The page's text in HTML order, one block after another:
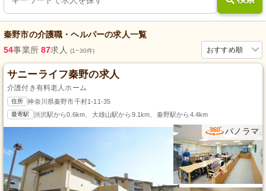
秦野市の介護職・ヘルパーの求人一覧
おすすめ順
54事業所 87求人 (1~30件)
サニーライフ秦野の求人
介護付き有料老人ホーム
住所 神奈川県秦野市千村1-11-35
最寄駅 渋沢駅から0.6km、大雄山駅から9.1km、秦野駅から4.4km
パノラマ